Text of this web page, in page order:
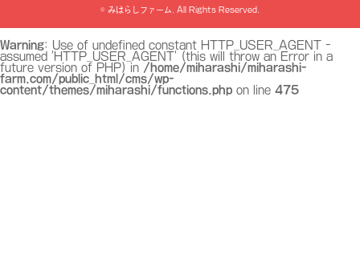
© みはらしファーム . All Rights Reserved.
Warning: Use of undefined constant HTTP_USER_AGENT -
assumed 'HTTP_USER_AGENT' (this will throw an Error in a
future version of PHP) in /home/miharashi/miharashi-
farm.com/public_html/cms/wp-
content/themes/miharashi/functions.php on line 475